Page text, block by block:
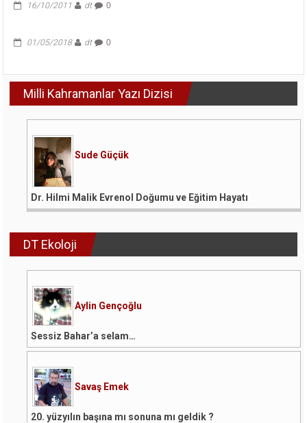
16/10/2011 dt 0
01/05/2018 dt 0
Milli Kahramanlar Yazı Dizisi
Sude Güçük
Dr. Hilmi Malik Evrenol Doğumu ve Eğitim Hayatı
DT Ekoloji
Aylin Gençoğlu
Sessiz Bahar’a selam…
Savaş Emek
20. yüzyılın başına mı sonuna mı geldik ?